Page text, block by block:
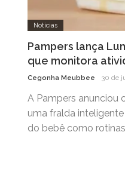
Notícias
Pampers lança
que monitora
Cegonha Meubbee 30 de
A Pampers anunciou
uma fralda
do bebê como